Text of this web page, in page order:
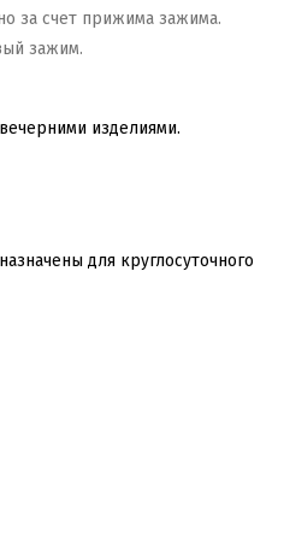
за счет прижима зажима.
зажим.
изделиями.
для круглосуточного